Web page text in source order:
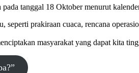
tanggal 18 Oktober menurut
prakiraan cuaca, rencana
masyarakat yang dapat kita